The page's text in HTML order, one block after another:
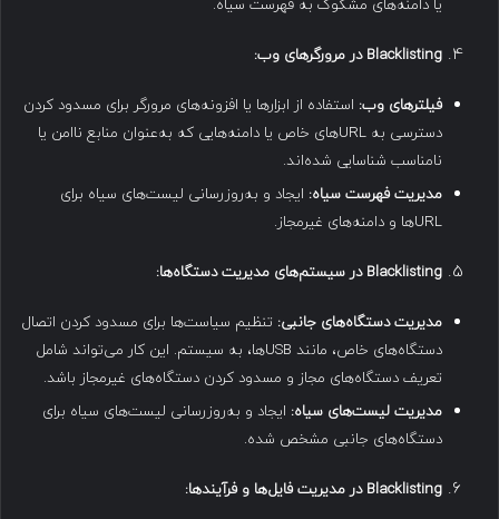
یا دامنه‌های مشکوک به فهرست سیاه.
Blacklisting در مرورگرهای وب:
فیلترهای وب: استفاده از ابزارها یا افزونه‌های مرورگر برای مسدود کردن
دسترسی به URLهای خاص یا دامنه‌هایی که به‌عنوان منابع ناامن یا
نامناسب شناسایی شده‌اند.
مدیریت فهرست سیاه: ایجاد و به‌روزرسانی لیست‌های سیاه برای
URLها و دامنه‌های غیرمجاز.
Blacklisting در سیستم‌های مدیریت دستگاه‌ها:
مدیریت دستگاه‌های جانبی: تنظیم سیاست‌ها برای مسدود کردن اتصال
دستگاه‌های خاص، مانند USBها، به سیستم. این کار می‌تواند شامل
تعریف دستگاه‌های مجاز و مسدود کردن دستگاه‌های غیرمجاز باشد.
مدیریت لیست‌های سیاه: ایجاد و به‌روزرسانی لیست‌های سیاه برای
دستگاه‌های جانبی مشخص شده.
Blacklisting در مدیریت فایل‌ها و فرآیندها: